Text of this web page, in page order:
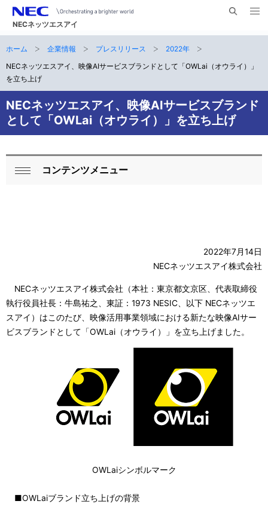
NECネッツエスアイ
メ
く
ナ
ビ
ゲ
ー
シ
サ
イ
内
ホーム 企業情報 プレスリリース
2022年
NECネッツエスアイ、映像AIサービスブランドとして「OWLai（オウライ）」
を立ち上げ
NECネッツエスアイ、映像AIサービスブランド
として「OWLai（オウライ）」を立ち上げ
ロ
ビ
ゲ
ー
コンテンツメニュー
2022年7月14日
NECネッツエスアイ株式会社
NECネッツエスアイ株式会社（本社：東京都文京区、代表取締役
執行役員社長：牛島祐之、東証：1973 NESIC、以下 NECネッツエ
スアイ）はこのたび、映像活用事業領域における新たな映像AIサー
ビスブランドとして「OWLai（オウライ）」を立ち上げました。
OWLaiシンボルマーク
■OWLaiブランド立ち上げの背景